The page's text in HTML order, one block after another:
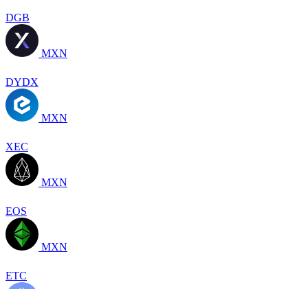
DGB
MXN
DYDX
MXN
XEC
MXN
EOS
MXN
ETC